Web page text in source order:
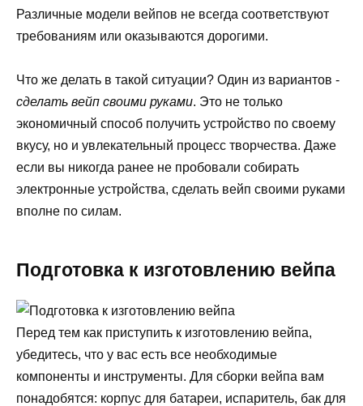
Различные модели вейпов не всегда соответствуют
требованиям или оказываются дорогими.
Что же делать в такой ситуации? Один из вариантов -
сделать вейп своими руками. Это не только
экономичный способ получить устройство по своему
вкусу, но и увлекательный процесс творчества. Даже
если вы никогда ранее не пробовали собирать
электронные устройства, сделать вейп своими руками
вполне по силам.
Подготовка к изготовлению вейпа
Перед тем как приступить к изготовлению вейпа,
убедитесь, что у вас есть все необходимые
компоненты и инструменты. Для сборки вейпа вам
понадобятся: корпус для батареи, испаритель, бак для